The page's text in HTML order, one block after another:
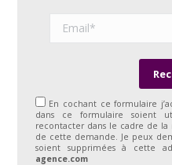
En cochant ce formulaire
dans ce formulaire soient
recontacter dans le cadre de
de cette demande. Je peux
soient supprimées à cette
agence.com